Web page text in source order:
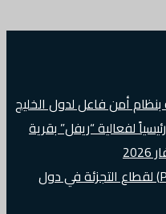
أمن فاعل لدول الخليج
لفعالية “ريفل” بقرية
زوهو تطلق حل نقاط البيع (POS) لقطاع التجزئة في دول